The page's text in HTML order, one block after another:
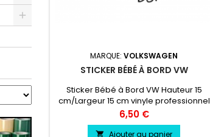
MARQUE:VOLKSWAGEN
STICKER BÉBÉ À BORD VW
Sticker Bébé à Bord VW Hauteur 15
cm/Largeur 15 cm vinyle professionnel
très résistant résiste a l'eau, essence,
chaleur, froid.
Prix
6,50 €
 Ajouter au panier